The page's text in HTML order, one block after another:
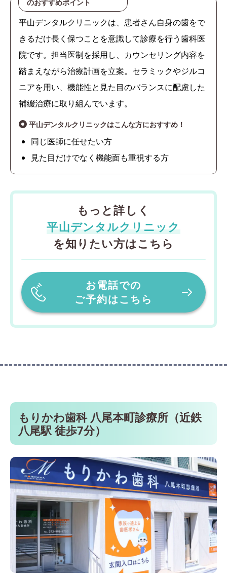
のおすすめポイント
平山デンタルクリニックは、患者さん自身の歯をで
きるだけ長く保つことを意識して診療を行う歯科医
院です。担当医制を採用し、カウンセリング内容を
踏まえながら治療計画を立案。セラミックやジルコ
ニアを用い、機能性と見た目のバランスに配慮した
補綴治療に取り組んでいます。
平山デンタルクリニックはこんな方におすすめ！
同じ医師に任せたい方
見た目だけでなく機能面も重視する方
もっと詳しく
平山デンタルクリニック
を知りたい方はこちら
お電話での
ご予約はこちら
もりかわ歯科 八尾本町診療所（近鉄
八尾駅 徒歩7分）